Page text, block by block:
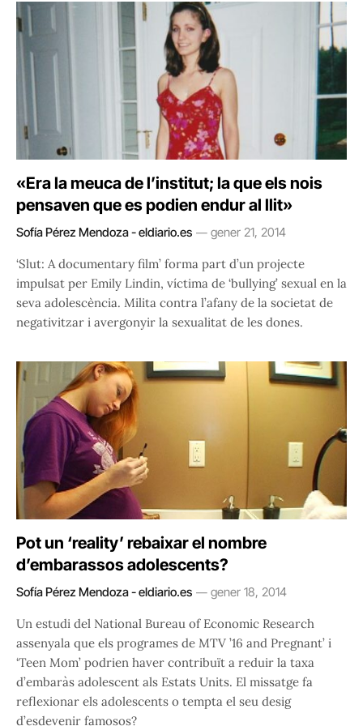
«Era la meuca de l’institut; la que els nois
pensaven que es podien endur al llit»
Sofía Pérez Mendoza - eldiario.es gener 21, 2014
‘Slut: A documentary film’ forma part d’un projecte
impulsat per Emily Lindin, víctima de ‘bullying’ sexual en la
seva adolescència. Milita contra l’afany de la societat de
negativitzar i avergonyir la sexualitat de les dones.
Pot un ‘reality’ rebaixar el nombre
d’embarassos adolescents?
Sofía Pérez Mendoza - eldiario.es gener 18, 2014
Un estudi del National Bureau of Economic Research
assenyala que els programes de MTV ’16 and Pregnant’ i
‘Teen Mom’ podrien haver contribuït a reduir la taxa
d’embaràs adolescent als Estats Units. El missatge fa
reflexionar els adolescents o tempta el seu desig
d’esdevenir famosos?